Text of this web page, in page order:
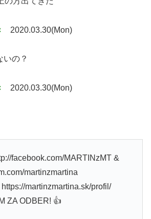
2020.03.30(Mon)
の？
2020.03.30(Mon)
facebook.com/MARTINzMT &
martinzmartina
martinzmartina.sk/profil/
ZA ODBER! 👍